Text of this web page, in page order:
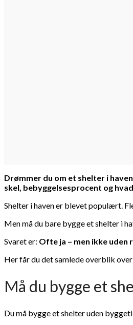
Drømmer du om et shelter i
skel, bebyggelsesprocent og
Shelter i haven er blevet populært.
Men må du bare bygge et shelter i
Svaret er: Ofte ja – men ikke uden
Her får du det samlede overblik over
Må du bygge et
Du må bygge et shelter uden